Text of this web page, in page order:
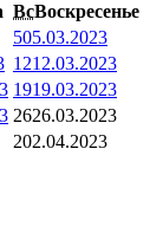
ВсВоскресенье
505.03.2023
1212.03.2023
1919.03.2023
2626.03.2023
202.04.2023